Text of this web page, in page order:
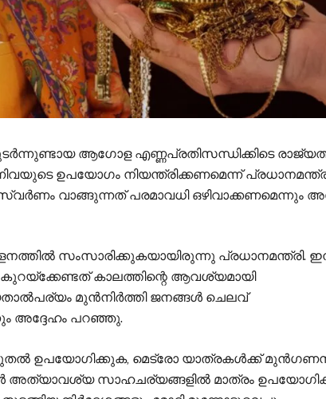
ആഗോള എണ്ണപ്രതിസന്ധിക്കിടെ
ഉപയോഗം നിയന്ത്രിക്കണമെന്ന്
വാങ്ങുന്നത് പരമാവധി ഒഴിവാക്കണമെന്നും
സംസാരിക്കുകയായിരുന്നു പ്രധാനമന്ത്രി.
കാലത്തിന്റെ ആവശ്യമായി
മുൻനിർത്തി ജനങ്ങൾ ചെലവ്
അദ്ദേഹം പറഞ്ഞു.
ഉപയോഗിക്കുക, മെട്രോ യാത്രകൾക്ക്
സാഹചര്യങ്ങളിൽ മാത്രം